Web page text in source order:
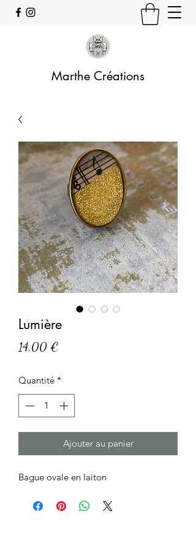
Marthe Créations
Lumière
14,00 €
Quantité *
Ajouter au panier
Bague ovale en laiton